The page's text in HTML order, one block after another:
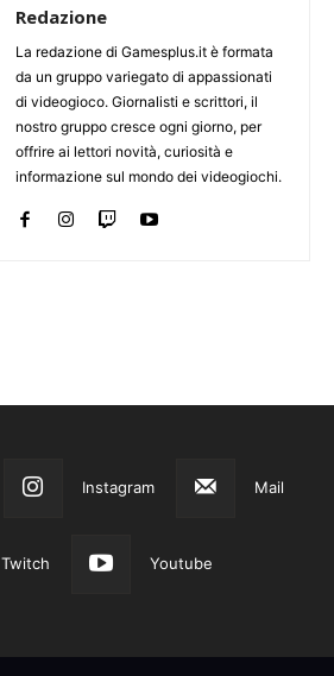
Redazione
La redazione di Gamesplus.it è formata
da un gruppo variegato di appassionati
di videogioco. Giornalisti e scrittori, il
nostro gruppo cresce ogni giorno, per
offrire ai lettori novità, curiosità e
informazione sul mondo dei videogiochi.
Instagram Mail
Twitch Youtube